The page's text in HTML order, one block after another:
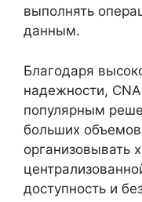
выполнять
данным.
Благодаря
надежности,
популярным
больших
организовывать
доступность и